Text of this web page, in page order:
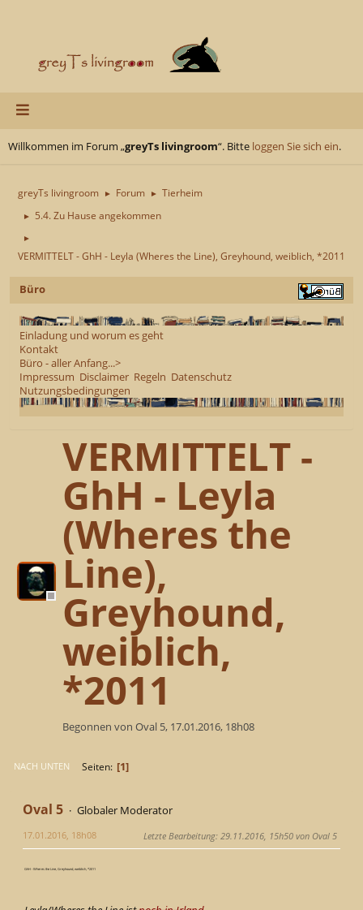
Willkommen im Forum „greyTs livingroom“. Bitte loggen Sie sich ein.
greyTs livingroom ► Forum ► Tierheim
► 5.4. Zu Hause angekommen
►
VERMITTELT - GhH - Leyla (Wheres the Line), Greyhound, weiblich, *2011
Büro
Einladung und worum es geht
Kontakt
Büro - aller Anfang...>
Impressum Disclaimer Regeln Datenschutz
Nutzungsbedingungen
VERMITTELT -
GhH - Leyla
(Wheres the
Line),
Greyhound,
weiblich,
*2011
Begonnen von Oval 5, 17.01.2016, 18h08
NACH UNTEN Seiten 1
Oval 5 Globaler Moderator
17.01.2016, 18h08 Letzte Bearbeitung: 29.11.2016, 15h50 von Oval 5
GhH - Wheres the Line, Greyhound, weiblich, *2011